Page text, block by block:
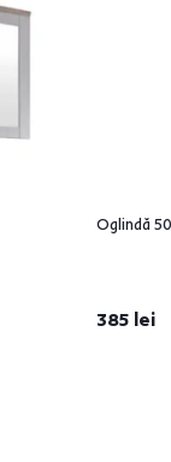
Oglindă
385 lei